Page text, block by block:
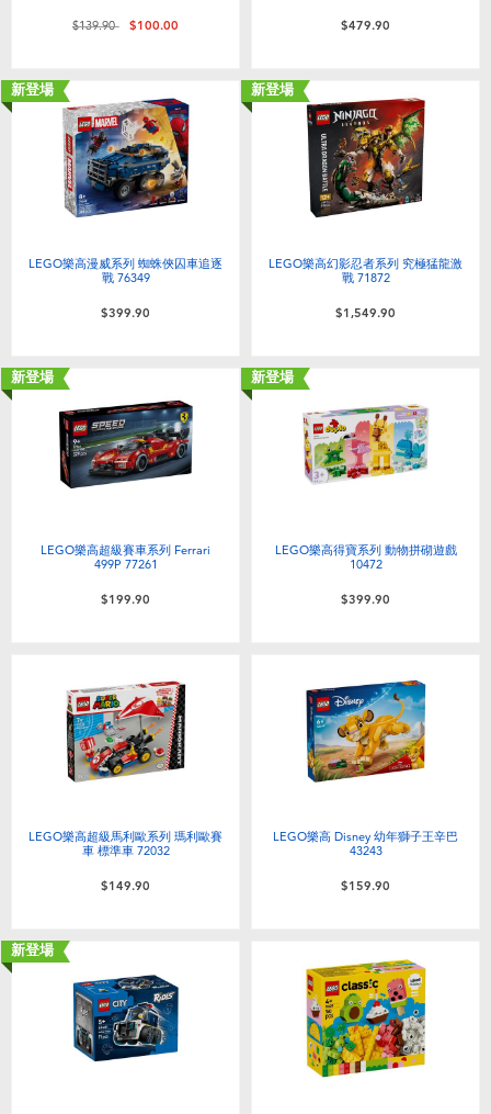
價格從
$139.90至$100.00 $479.90
新登場
LEGO樂高漫威系列 蜘蛛俠囚車追逐
戰 76349
$399.90
新登場
LEGO樂高幻影忍者系列 究極猛龍激
戰 71872
$1,549.90
新登場
LEGO樂高超級賽車系列 Ferrari
499P 77261
$199.90
新登場
LEGO樂高得寶系列 動物拼砌遊戲
10472
$399.90
LEGO樂高超級馬利歐系列 瑪利歐賽
車 標準車 72032
$149.90
LEGO樂高 Disney 幼年獅子王辛巴
43243
$159.90
新登場